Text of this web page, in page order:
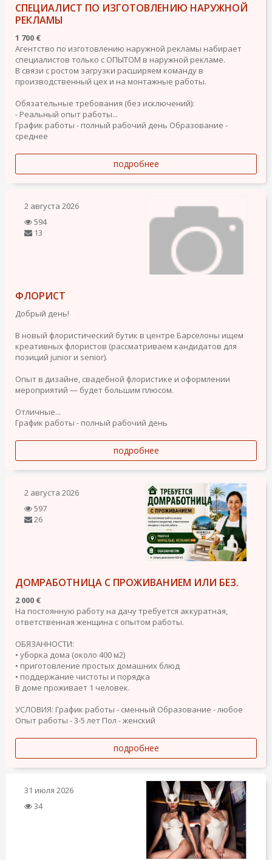
СПЕЦИАЛИСТ ПО ИЗГОТОВЛЕНИЮ НАРУЖНОЙ
РЕКЛАМЫ
1 700 €
Агентство по изготовлению наружной рекламы набирает
специалистов только с ОПЫТОМ в наружной рекламе.
В связи с ростом загрузки расширяем команду в
производственный цех и на монтажные работы.
Обязательные требования (без исключений):
- Реальный опыт работы...
График работы - полный рабочий день Образование -
среднее
подробнее
2 августа 2026
594
13
ФЛОРИСТ
Добрый день!
В новый флористический бутик в центре Барселоны ищем
креативных флористов (рассматриваем кандидатов для
позиций junior и senior).
Опыт в дизайне, свадебной флористике и оформлении
мероприятий — будет большим плюсом.
Отличные...
График работы - полный рабочий день
подробнее
2 августа 2026
597
26
ДОМРАБОТНИЦА С ПРОЖИВАНИЕМ ИЛИ БЕЗ.
2 000 €
На постоянную работу на дачу требуется аккуратная,
ответственная женщина с опытом работы.
ОБЯЗАННОСТИ:
• уборка дома (около 400 м2)
• приготовление простых домашних блюд
• поддержание чистоты и порядка
В доме проживает 1 человек.
УСЛОВИЯ: График работы - сменный Образование - любое
Опыт работы - 3-5 лет Пол - женский
подробнее
31 июля 2026
34